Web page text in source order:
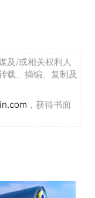
及/或相关权利人
载、摘编、复制及
，获得书面